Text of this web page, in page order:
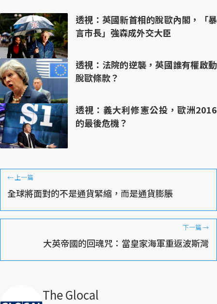
透視：英國新首相的脫歐內閣，「暴
言市長」強森成外交大臣
透視：法院的逆襲，英國誰有權啟動
脫歐條款？
透視：義大利修憲公投，歐洲2016
的最後危機？
←上一篇
全球將面對的不是通貨緊縮，而是通貨膨脹
下一篇→
大英帝國的回魂咒：當皇家海軍重返波斯灣
The Glocal